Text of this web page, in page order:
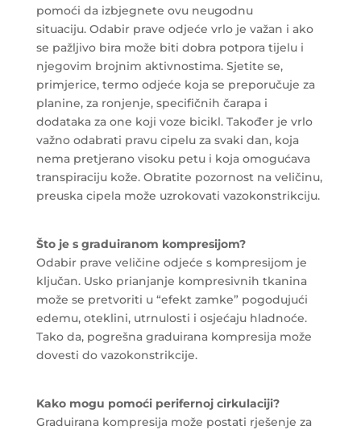
pomoći da izbjegnete ovu neugodnu
situaciju. Odabir prave odjeće vrlo je važan i ako
se pažljivo bira može biti dobra potpora tijelu i
njegovim brojnim aktivnostima. Sjetite se,
primjerice, termo odjeće koja se preporučuje za
planine, za ronjenje, specifičnih čarapa i
dodataka za one koji voze bicikl. Također je vrlo
važno odabrati pravu cipelu za svaki dan, koja
nema pretjerano visoku petu i koja omogućava
transpiraciju kože. Obratite pozornost na veličinu,
preuska cipela može uzrokovati vazokonstrikciju.
Što je s graduiranom kompresijom?
Odabir prave veličine odjeće s kompresijom je
ključan. Usko prianjanje kompresivnih tkanina
može se pretvoriti u “efekt zamke” pogodujući
edemu, oteklini, utrnulosti i osjećaju hladnoće.
Tako da, pogrešna graduirana kompresija može
dovesti do vazokonstrikcije.
Kako mogu pomoći perifernoj cirkulaciji?
Graduirana kompresija može postati rješenje za